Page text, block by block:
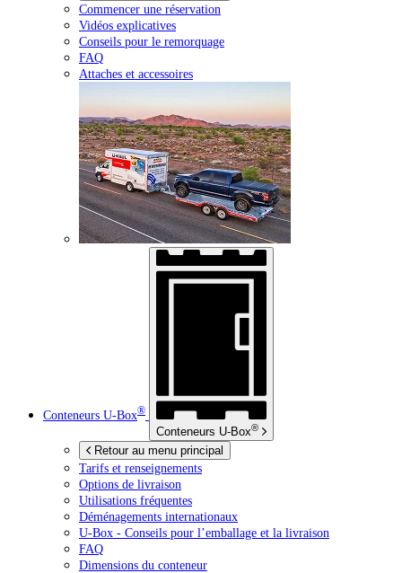
Commencer une réservation
Vidéos explicatives
Conseils pour le remorquage
FAQ
Attaches et accessoires
Conteneurs U-Box®
Conteneurs U-Box®
Retour au menu principal
Tarifs et renseignements
Options de livraison
Utilisations fréquentes
Déménagements internationaux
U-Box - Conseils pour l’emballage et la livraison
FAQ
Dimensions du conteneur